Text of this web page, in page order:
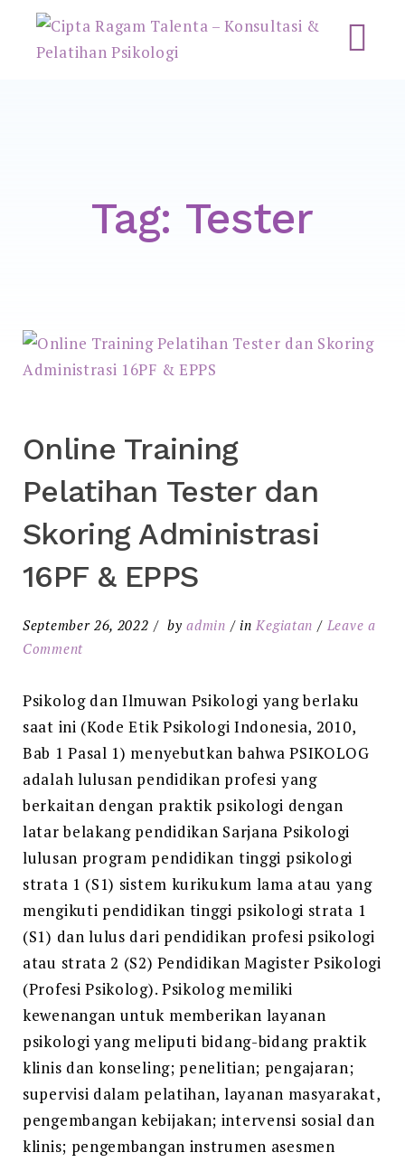
Cipta Ragam Talenta –
Konsultasi & Pelatihan
Psikologi
Tag: Tester
Online Training
Pelatihan Tester dan
Skoring Administrasi
16PF & EPPS
September 26, 2022 byadmin inKegiatan
Leave a
Comment
Psikolog dan Ilmuwan Psikologi yang berlaku
saat ini (Kode Etik Psikologi Indonesia, 2010,
Bab 1 Pasal 1) menyebutkan bahwa PSIKOLOG
adalah lulusan pendidikan profesi yang
berkaitan dengan praktik psikologi dengan
latar belakang pendidikan Sarjana Psikologi
lulusan program pendidikan tinggi psikologi
strata 1 (S1) sistem kurikukum lama atau yang
mengikuti pendidikan tinggi psikologi strata 1
(S1) dan lulus dari pendidikan profesi psikologi
atau strata 2 (S2) Pendidikan Magister Psikologi
(Profesi Psikolog). Psikolog memiliki
kewenangan untuk memberikan layanan
psikologi yang meliputi bidang-bidang praktik
klinis dan konseling; penelitian; pengajaran;
supervisi dalam pelatihan, layanan masyarakat,
pengembangan kebijakan; intervensi sosial dan
klinis; pengembangan instrumen asesmen